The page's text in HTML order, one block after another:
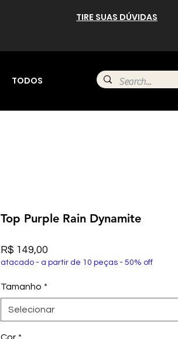
TIRE SUAS DÚVIDAS
TODOS
Top Purple Rain Dynamite
R$ 149,00
atacado - a partir de 10 peças - 50% off
Tamanho *
Selecionar